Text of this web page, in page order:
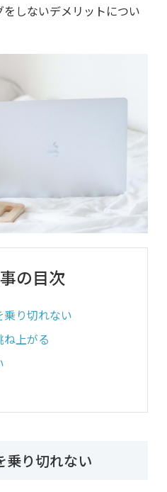
しないデメリットについ
の目次
り切れない
上がる
乗り切れない